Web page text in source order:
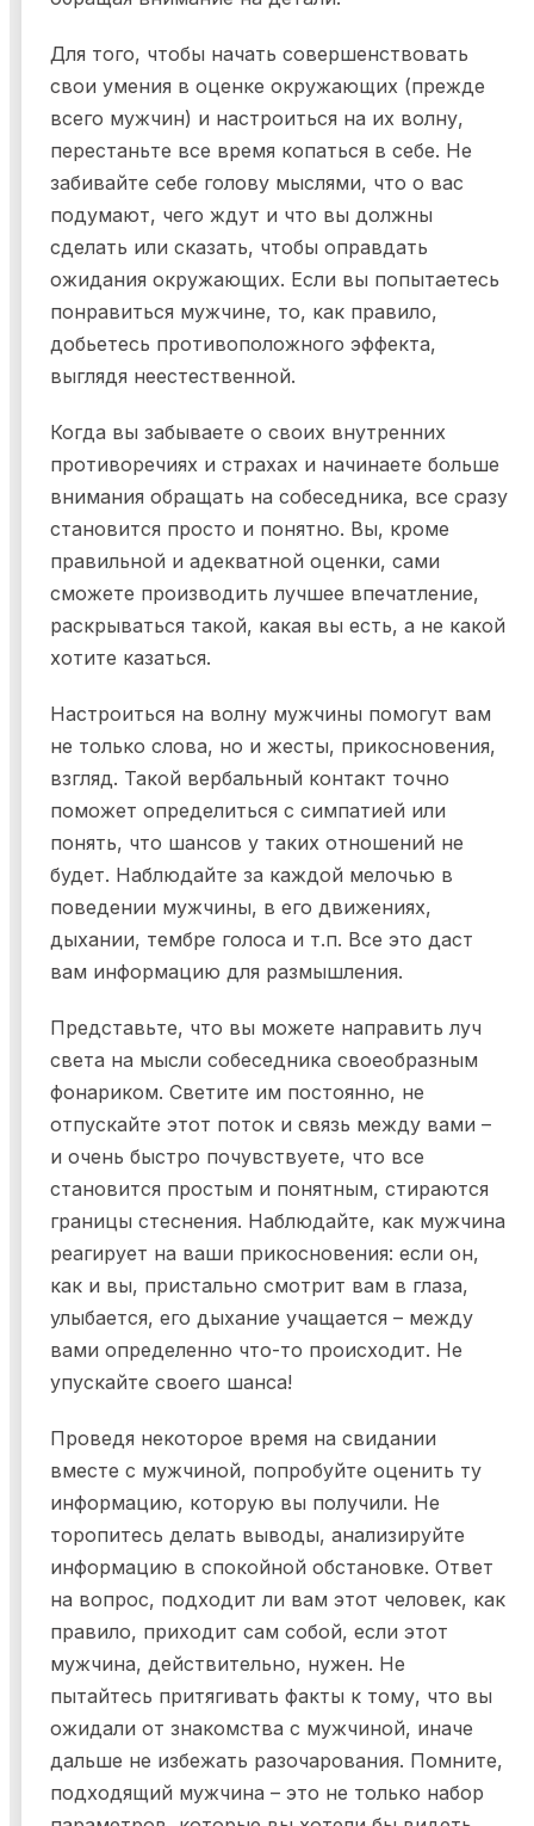
Для того, чтобы начать совершенствовать
свои умения в оценке окружающих (прежде
всего мужчин) и настроиться на их волну,
перестаньте все время копаться в себе. Не
забивайте себе голову мыслями, что о вас
подумают, чего ждут и что вы должны
сделать или сказать, чтобы оправдать
ожидания окружающих. Если вы попытаетесь
понравиться мужчине, то, как правило,
добьетесь противоположного эффекта,
выглядя неестественной.
Когда вы забываете о своих внутренних
противоречиях и страхах и начинаете больше
внимания обращать на собеседника, все сразу
становится просто и понятно. Вы, кроме
правильной и адекватной оценки, сами
сможете производить лучшее впечатление,
раскрываться такой, какая вы есть, а не какой
хотите казаться.
Настроиться на волну мужчины помогут вам
не только слова, но и жесты, прикосновения,
взгляд. Такой вербальный контакт точно
поможет определиться с симпатией или
понять, что шансов у таких отношений не
будет. Наблюдайте за каждой мелочью в
поведении мужчины, в его движениях,
дыхании, тембре голоса и т.п. Все это даст
вам информацию для размышления.
Представьте, что вы можете направить луч
света на мысли собеседника своеобразным
фонариком. Светите им постоянно, не
отпускайте этот поток и связь между вами –
и очень быстро почувствуете, что все
становится простым и понятным, стираются
границы стеснения. Наблюдайте, как мужчина
реагирует на ваши прикосновения: если он,
как и вы, пристально смотрит вам в глаза,
улыбается, его дыхание учащается – между
вами определенно что-то происходит. Не
упускайте своего шанса!
Проведя некоторое время на свидании
вместе с мужчиной, попробуйте оценить ту
информацию, которую вы получили. Не
торопитесь делать выводы, анализируйте
информацию в спокойной обстановке. Ответ
на вопрос, подходит ли вам этот человек, как
правило, приходит сам собой, если этот
мужчина, действительно, нужен. Не
пытайтесь притягивать факты к тому, что вы
ожидали от знакомства с мужчиной, иначе
дальше не избежать разочарования. Помните,
подходящий мужчина – это не только набор